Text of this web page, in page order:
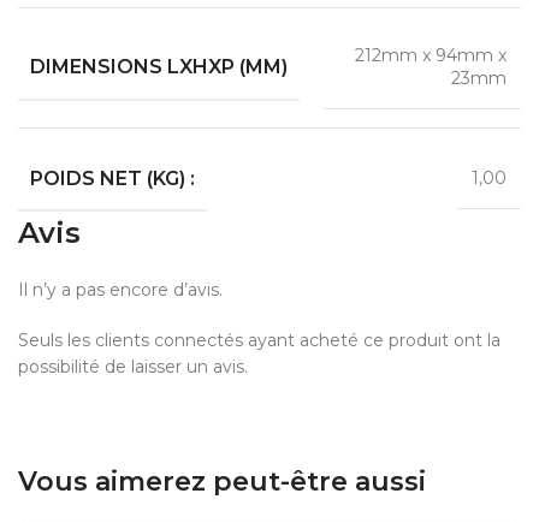
DIMENSIONS LXHXP (MM)
212mm x 94mm x
23mm
POIDS NET (KG) : 1,00
Avis
Il n’y a pas encore d’avis.
Seuls les clients connectés ayant acheté ce produit ont la
possibilité de laisser un avis.
Vous aimerez peut-être aussi